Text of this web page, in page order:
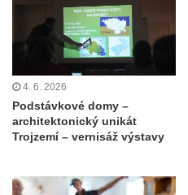
4. 6. 2026
Podstávkové domy –
architektonický unikát
Trojzemí – vernisáž výstavy